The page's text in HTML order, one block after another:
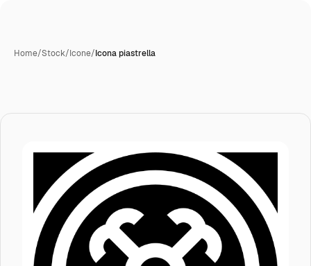
Home/Stock/Icone/Icona piastrella